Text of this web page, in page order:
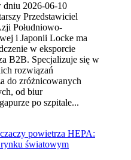
dniu 2026-06-10
Przedstawiciel
Południowo-
i Japonii Locke ma
w eksporcie
B2B. Specjalizuje się w
rozwiązań
do zróżnicowanych
od biur
po szpitale...